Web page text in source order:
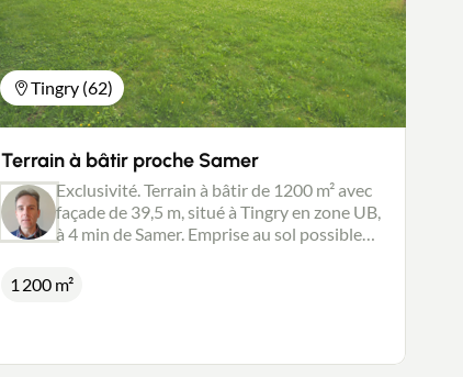
Tingry (62)
Terrain à bâtir proche Samer
Exclusivité. Terrain à bâtir de 1200 m² avec
façade de 39,5 m, situé à Tingry en zone UB,
à 4 min de Samer. Emprise au sol possible
renseignements complémentaires et visiter,
fiscaux de qualité pour une transaction
1 200 m²